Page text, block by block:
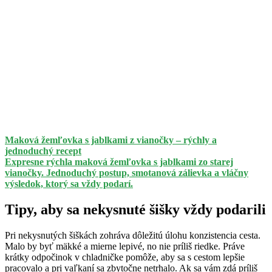
Maková žemľovka s jablkami z vianočky – rýchly a
jednoduchý recept
Expresne rýchla maková žemľovka s jablkami zo starej
vianočky. Jednoduchý postup, smotanová zálievka a vláčny
výsledok, ktorý sa vždy podarí.
Tipy, aby sa nekysnuté šišky vždy podarili
Pri nekysnutých šiškách zohráva dôležitú úlohu konzistencia cesta.
Malo by byť mäkké a mierne lepivé, no nie príliš riedke. Práve
krátky odpočinok v chladničke pomôže, aby sa s cestom lepšie
pracovalo a pri vaľkaní sa zbytočne netrhalo. Ak sa vám zdá príliš